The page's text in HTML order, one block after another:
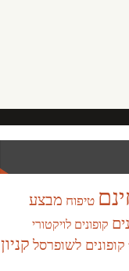
טיפוח מבצע
קופונים לויקטורי
קופונים לשופרסל קניון